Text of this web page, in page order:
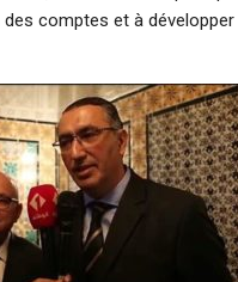
comptes et à développer